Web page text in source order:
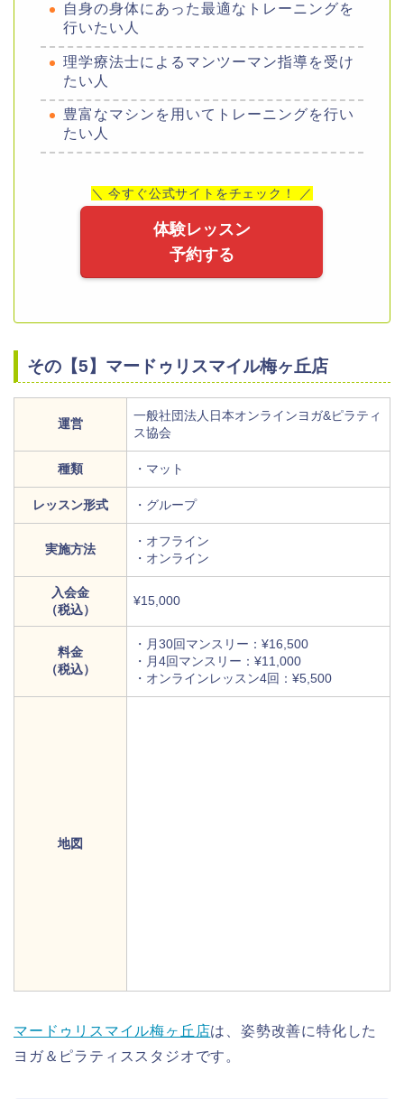
自身の身体にあった最適なトレーニングを
行いたい人
理学療法士によるマンツーマン指導を受け
たい人
豊富なマシンを用いてトレーニングを行い
たい人
＼ 今すぐ公式サイトをチェック！ ／
体験レッスン
予約する
その【5】マードゥリスマイル梅ヶ丘店
運営
一般社団法人日本オンラインヨガ&ピラティ
ス協会
種類 ・マット
レッスン形式 ・グループ
実施方法
・オフライン
・オンライン
入会金
（税込）
¥15,000
料金
（税込）
・月30回マンスリー：¥16,500
・月4回マンスリー：¥11,000
・オンラインレッスン4回：¥5,500
地図
マードゥリスマイル梅ヶ丘店は、姿勢改善に特化した
ヨガ＆ピラティススタジオです。